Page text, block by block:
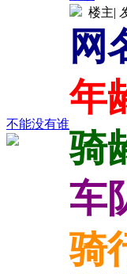
不能没有谁
楼主|
网
年
骑
车
骑